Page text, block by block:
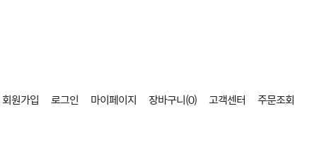
회원가입 로그인 마이페이지 장바구니(0) 고객센터 주문조회